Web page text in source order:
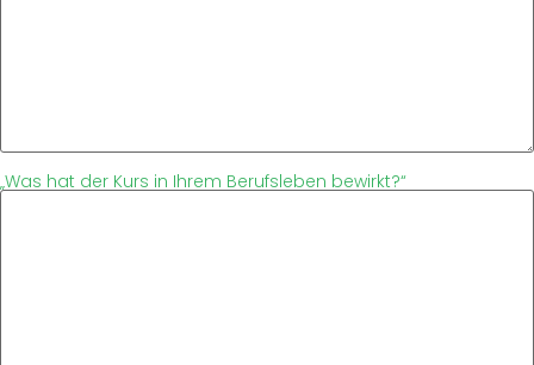
„Was hat der Kurs in Ihrem Berufsleben bewirkt?“